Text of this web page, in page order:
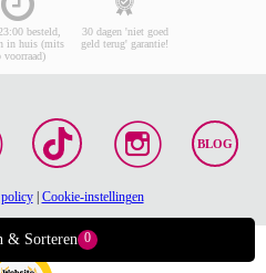
& Sorteren 0
besteld,
in huis (mits
voorraad)
30 dagen 'niet goed
geld terug' garantie!
BLOG
| Cookie-instellingen